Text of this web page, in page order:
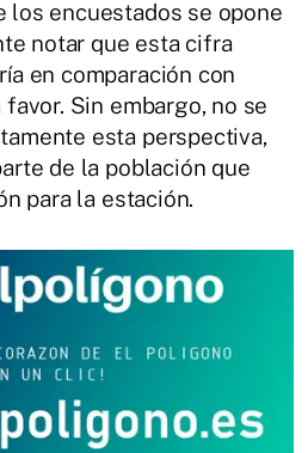
los encuestados se opone
notar que esta cifra
en comparación con
Sin embargo, no se
esta perspectiva,
de la población que
para la estación.